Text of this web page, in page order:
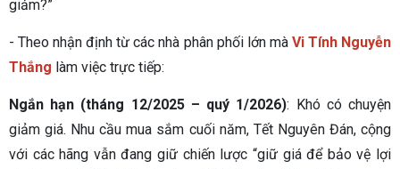
giảm?”
- Theo nhận định từ các nhà phân phối lớn màVi Tính Nguyễn
Thắng làm việc trực tiếp:
Ngắn hạn (tháng 12/2025 – quý 1/2026): Khó có chuyện
giảm giá. Nhu cầu mua sắm cuối năm, Tết Nguyên Đán, cộng
với các hãng vẫn đang giữ chiến lược “giữ giá để bảo vệ lợi